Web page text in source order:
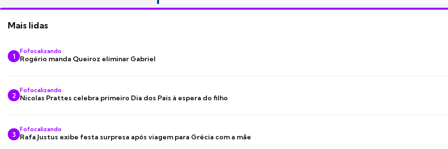
Mais lidas
1
Fofocalizando
Rogério manda Queiroz eliminar Gabriel
2
Fofocalizando
Nicolas Prattes celebra primeiro Dia dos Pais à espera do filho
3
Fofocalizando
Rafa Justus exibe festa surpresa após viagem para Grécia com a mãe